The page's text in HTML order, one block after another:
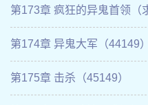
第173章 疯狂的异鬼首领（
第174章 异鬼大军（44149）
第175章 击杀（45149）